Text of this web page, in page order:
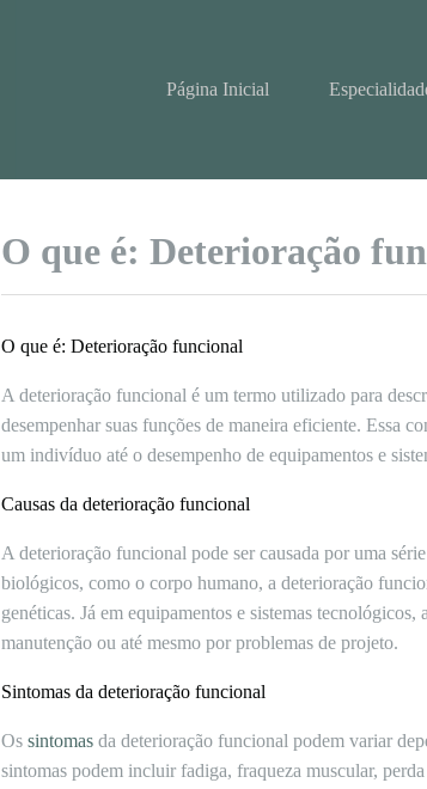
Página Inicial
O que é: Deterioração
O que é: Deterioração funcional
A deterioração funcional é um termo utilizado para
desempenhar suas funções de maneira eficiente. Essa
um indivíduo até o desempenho de equipamentos e
Causas da deterioração funcional
A deterioração funcional pode ser causada por uma
biológicos, como o corpo humano, a deterioração
genéticas. Já em equipamentos e sistemas
manutenção ou até mesmo por problemas de projeto.
Sintomas da deterioração funcional
Os sintomas da deterioração funcional podem variar
sintomas podem incluir fadiga, fraqueza muscular,